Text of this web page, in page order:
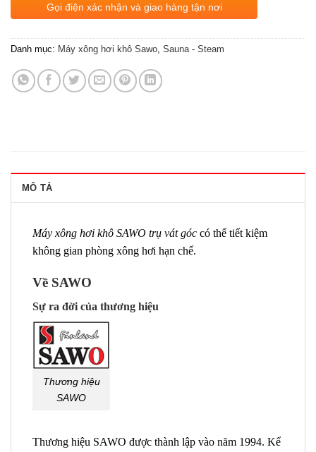
Gọi điện xác nhận và giao hàng tận nơi
Danh mục: Máy xông hơi khô Sawo Sauna - Steam
MÔ TẢ
Máy xông hơi khô SAWO trụ vát góc có thể tiết kiệm
không gian phòng xông hơi hạn chế.
Về SAWO
Sự ra đời của thương hiệu
Thương hiệu
SAWO
Thương hiệu SAWO được thành lập vào năm 1994. Kể